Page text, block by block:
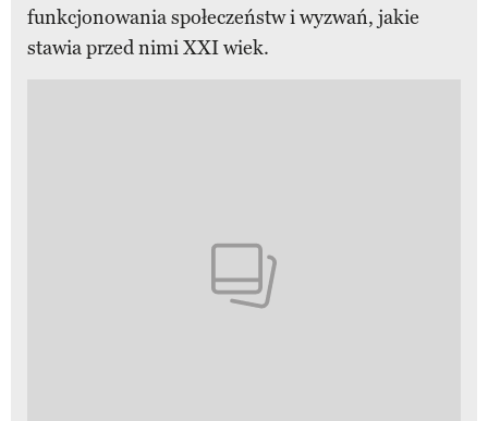
funkcjonowania społeczeństw i wyzwań, jakie
stawia przed nimi XXI wiek.